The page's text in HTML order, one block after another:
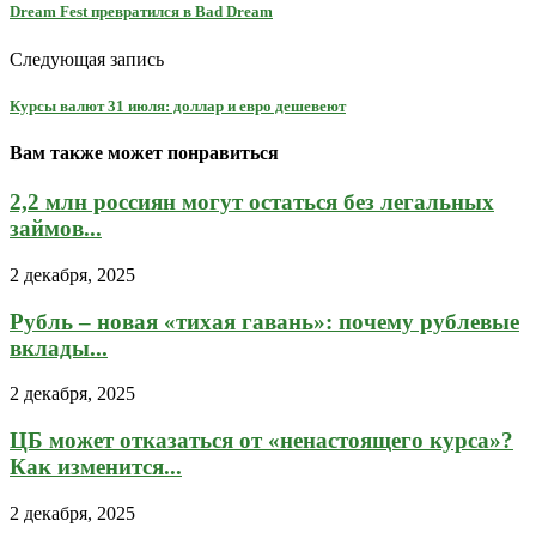
Dream Fest превратился в Bad Dream
Следующая запись
Курсы валют 31 июля: доллар и евро дешевеют
Вам также может понравиться
2,2 млн россиян могут остаться без легальных
займов...
2 декабря, 2025
Рубль – новая «тихая гавань»: почему рублевые
вклады...
2 декабря, 2025
ЦБ может отказаться от «ненастоящего курса»?
Как изменится...
2 декабря, 2025